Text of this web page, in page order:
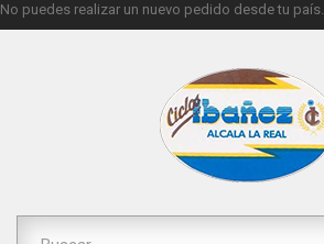
No puedes realizar un nuevo pedido desde tu país.